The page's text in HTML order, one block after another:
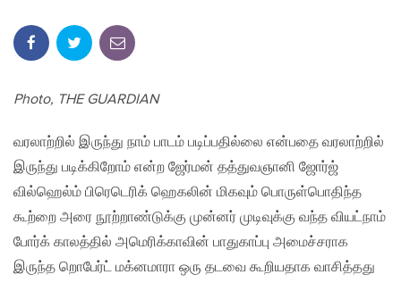
Photo, THE GUARDIAN
வரலாற்றில் இருந்து நாம் பாடம் படிப்பதில்லை என்பதை வரலாற்றில்
இருந்து படிக்கிறோம் என்ற ஜேர்மன் தத்துவஞானி ஜோர்ஜ்
வில்ஹெல்ம் பிரெடெரிக் ஹெகலின் மிகவும் பொருள்பொதிந்த
கூற்றை அரை நூற்றாண்டுக்கு முன்னர் முடிவுக்கு வந்த வியட்நாம்
போர்க் காலத்தில் அமெரிக்காவின் பாதுகாப்பு அமைச்சராக
இருந்த றொபேர்ட் மக்னமாரா ஒரு தடவை கூறியதாக வாசித்தது